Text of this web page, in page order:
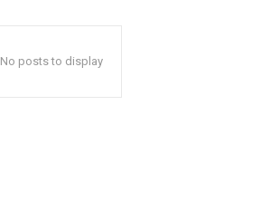
No posts to display